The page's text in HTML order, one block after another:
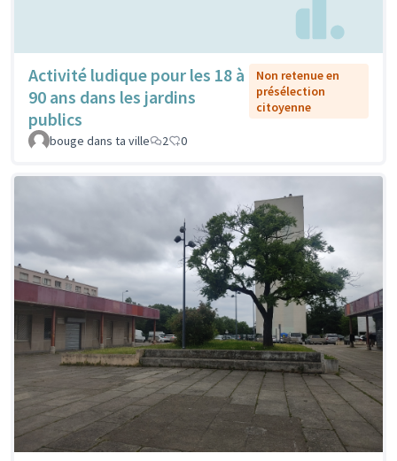
Activité ludique pour les 18 à
90 ans dans les jardins
publics
Non retenue en
présélection
citoyenne
bouge dans ta ville 2 0